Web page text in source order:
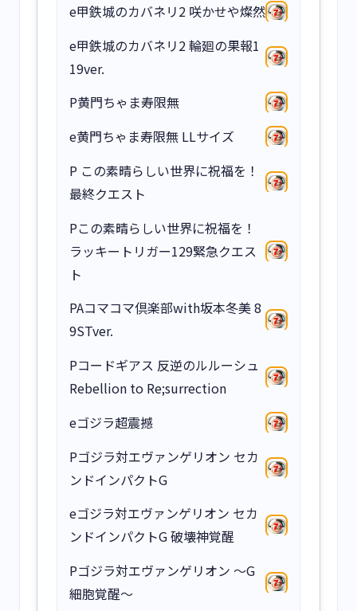
e甲鉄城のカバネリ2 咲かせや燦然
e甲鉄城のカバネリ2 輪廻の果報1
19ver.
P黄門ちゃま寿限無
e黄門ちゃま寿限無 LLサイズ
P この素晴らしい世界に祝福を！
最終クエスト
Pこの素晴らしい世界に祝福を！
ラッキートリガー129緊急クエス
ト
PAコマコマ倶楽部with坂本冬美 8
9STver.
Pコードギアス 反逆のルルーシュ
Rebellion to Re;surrection
eゴジラ超震撼
Pゴジラ対エヴァンゲリオン セカ
ンドインパクトG
eゴジラ対エヴァンゲリオン セカ
ンドインパクトG 破壊神覚醒
Pゴジラ対エヴァンゲリオン ～G
細胞覚醒～